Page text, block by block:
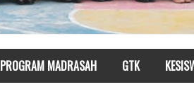
PROGRAM MADRASAH GTK